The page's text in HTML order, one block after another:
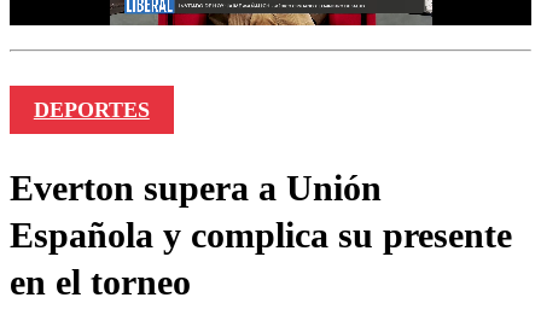
DEPORTES
Everton supera a Unión
Española y complica su presente
en el torneo